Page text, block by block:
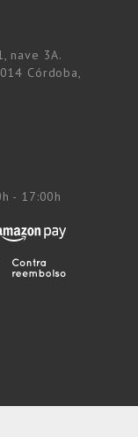
nave 3A.
Córdoba,
- 17:00h